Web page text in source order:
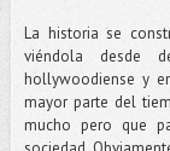
La historia se
viéndola desde
hollywoodiense y
mayor parte del
mucho pero que